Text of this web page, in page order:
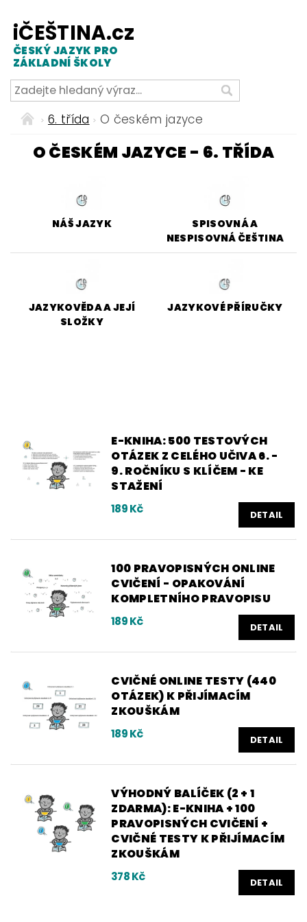
iČEŠTINA.cz
ČESKÝ JAZYK PRO
ZÁKLADNÍ ŠKOLY
6. třída O českém jazyce
O ČESKÉM JAZYCE - 6. TŘÍDA
NÁŠ JAZYK
SPISOVNÁ A
NESPISOVNÁ ČEŠTINA
JAZYKOVĚDA A JEJÍ
SLOŽKY
JAZYKOVÉ PŘÍRUČKY
E-KNIHA: 500 TESTOVÝCH
OTÁZEK Z CELÉHO UČIVA 6. -
9. ROČNÍKU S KLÍČEM - KE
STAŽENÍ
189 Kč DETAIL
100 PRAVOPISNÝCH ONLINE
CVIČENÍ - OPAKOVÁNÍ
KOMPLETNÍHO PRAVOPISU
189 Kč DETAIL
CVIČNÉ ONLINE TESTY (440
OTÁZEK) K PŘIJÍMACÍM
ZKOUŠKÁM
189 Kč DETAIL
VÝHODNÝ BALÍČEK (2 + 1
ZDARMA): E-KNIHA + 100
PRAVOPISNÝCH CVIČENÍ +
CVIČNÉ TESTY K PŘIJÍMACÍM
ZKOUŠKÁM
378 Kč DETAIL